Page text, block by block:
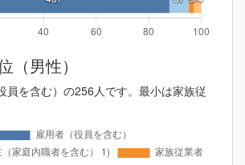
（男性）
員を含む）の256人です。最小は家族従